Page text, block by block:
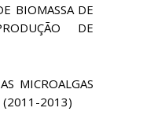
BIOMASSA DE
DE
MICROALGAS
(2011-2013)